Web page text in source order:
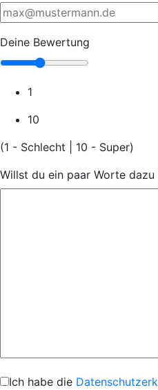
Deine Bewertung
1
10
(1 - Schlecht | 10 - Super)
Willst du ein paar Worte dazu
Ich habe die